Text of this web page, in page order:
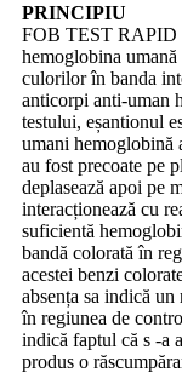
PRINCIPIU
FOB TEST RAPID
hemoglobina
culorilor în banda
anticorpi anti-uman
testului, eșantionul
umani hemoglobină
au fost precoate pe
deplasează apoi pe
interacționează cu
suficientă
bandă colorată în
acestei benzi
absența sa indică
în regiunea de
indică faptul că s -a
produs o